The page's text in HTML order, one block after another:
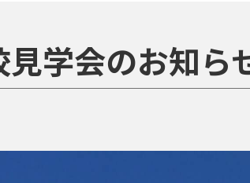
学会のお知ら